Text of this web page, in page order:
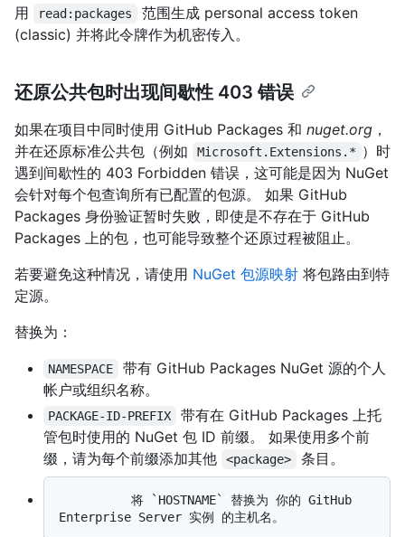
用
read:packages
范围生成 personal access token
(classic) 并将此令牌作为机密传入。
还原公共包时出现间歇性 403 错误
如果在项目中同时使用 GitHub Packages 和 nuget.org ，
并在还原标准公共包（例如
Microsoft.Extensions.* ）时
遇到间歇性的 403 Forbidden 错误，这可能是因为 NuGet
会针对每个包查询所有已配置的包源。 如果 GitHub
Packages 身份验证暂时失败，即使是不存在于 GitHub
Packages 上的包，也可能导致整个还原过程被阻止。
若要避免这种情况，请使用 NuGet 包源映射 将包路由到特
定源。
替换为：
NAMESPACE
带有 GitHub Packages NuGet 源的个人
帐户或组织名称。
PACKAGE-ID-PREFIX
带有在 GitHub Packages 上托
管包时使用的 NuGet 包 ID 前缀。 如果使用多个前
缀，请为每个前缀添加其他
<package> 条目。